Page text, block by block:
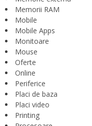
Memorii RAM
Mobile
Mobile Apps
Monitoare
Mouse
Oferte
Online
Periferice
Placi de baza
Placi video
Printing